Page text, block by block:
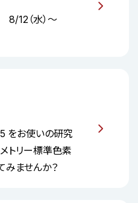
12（水）～
をお使いの研究
トリー標準色素
ませんか？